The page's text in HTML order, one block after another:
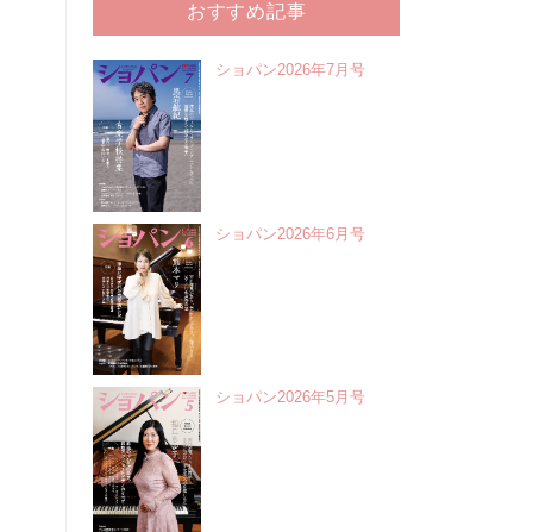
おすすめ記事
ショパン2026年7月号
ショパン2026年6月号
ショパン2026年5月号